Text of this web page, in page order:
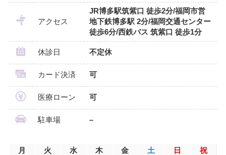
アクセス
JR博多駅筑紫口 徒歩2分/福岡市営
地下鉄博多駅 2分/福岡交通センター
徒歩6分/西鉄バス 筑紫口 徒歩1分
休診日 不定休
カード決済 可
医療ローン 可
駐車場 –
月 火 水 木 金 土 日 祝